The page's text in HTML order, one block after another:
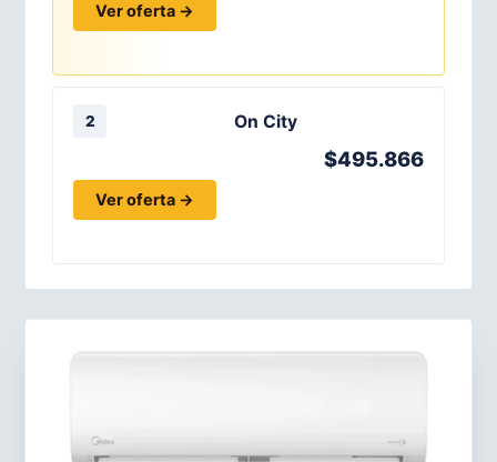
Ver oferta →
2 On City
$495.866
Ver oferta →